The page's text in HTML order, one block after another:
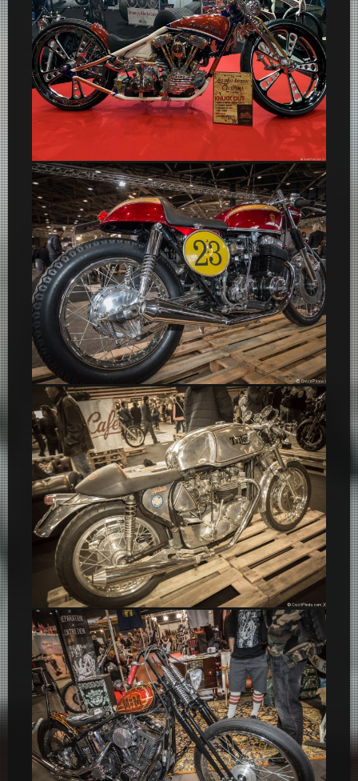
Triton Motorcycle Café Racer
Honda Café Racer
Custom Knuck Out